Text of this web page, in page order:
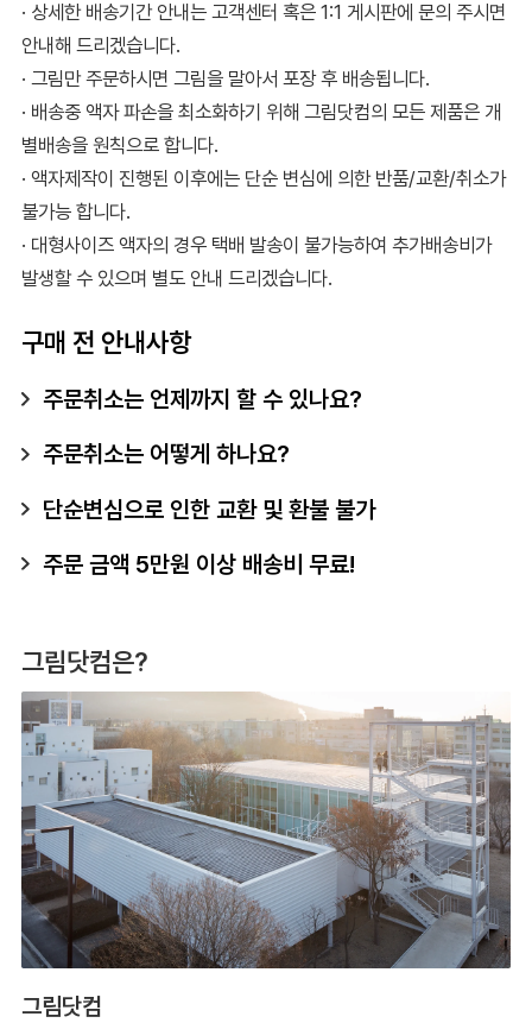
· 상세한 배송기간 안내는 고객센터 혹은 1:1 게시판에 문의 주시면
안내해 드리겠습니다.
· 그림만 주문하시면 그림을 말아서 포장 후 배송됩니다.
· 배송중 액자 파손을 최소화하기 위해 그림닷컴의 모든 제품은 개
별배송을 원칙으로 합니다.
· 액자제작이 진행된 이후에는 단순 변심에 의한 반품/교환/취소가
불가능 합니다.
· 대형사이즈 액자의 경우 택배 발송이 불가능하여 추가배송비가
발생할 수 있으며 별도 안내 드리겠습니다.
구매 전 안내사항
주문취소는 언제까지 할 수 있나요?
주문취소는 어떻게 하나요?
단순변심으로 인한 교환 및 환불 불가
주문 금액 5만원 이상 배송비 무료!
그림닷컴은?
그림닷컴